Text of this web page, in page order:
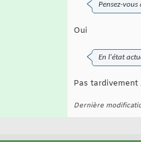
Pensez-
Oui
En l'état
Pas
Dernière